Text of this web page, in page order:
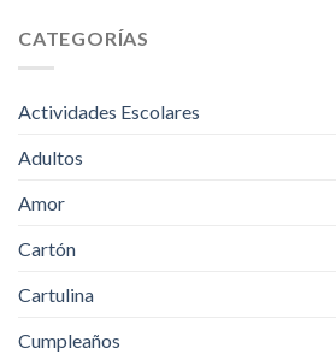
CATEGORÍAS
Actividades Escolares
Adultos
Amor
Cartón
Cartulina
Cumpleaños